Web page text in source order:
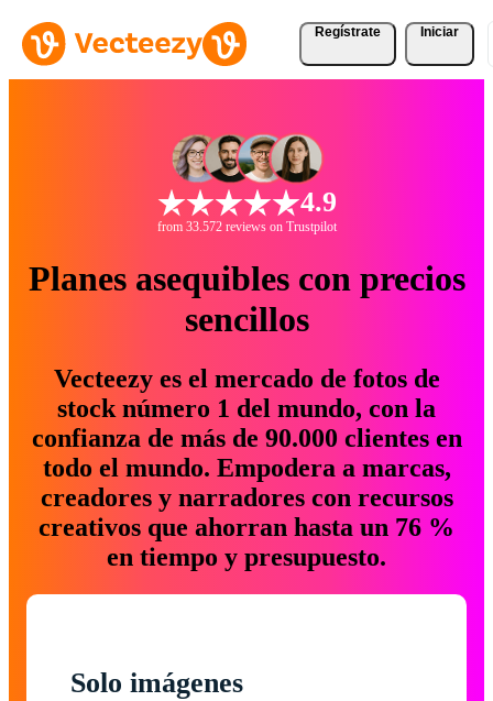
Regístrate Iniciar
4.9
from 33.572 reviews on Trustpilot
Planes asequibles con precios
sencillos
Vecteezy es el mercado de fotos de
stock número 1 del mundo, con la
confianza de más de 90.000 clientes en
todo el mundo. Empodera a marcas,
creadores y narradores con recursos
creativos que ahorran hasta un 76 %
en tiempo y presupuesto.
Solo imágenes